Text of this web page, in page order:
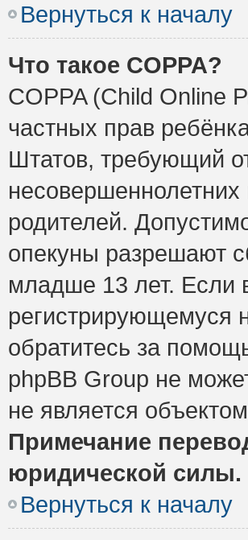
Вернуться к началу
Что такое COPPA?
COPPA (Child Online
частных прав
Штатов, требующий
родителей.
опекуны разрешают
младше 13 лет. Если
регистрирующемуся
обратитесь за
phpBB Group не
не является
Примечание
юридической силы.
Вернуться к началу